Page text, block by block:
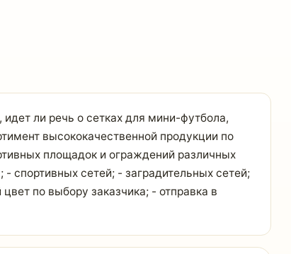
ли речь о сетках для мини-футбола,
высококачественной продукции по
площадок и ограждений различных
спортивных сетей; - заградительных сетей;
по выбору заказчика; - отправка в